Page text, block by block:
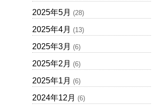
2025年5月 (28)
2025年4月 (13)
2025年3月 (6)
2025年2月 (6)
2025年1月 (6)
2024年12月 (6)